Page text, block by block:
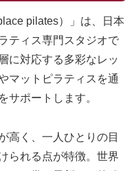
pilates）」は、日本
ティス専門スタジオで
に対応する多彩なレッ
マットピラティスを通
サポートします。
高く、一人ひとりの目
られる点が特徴。世界